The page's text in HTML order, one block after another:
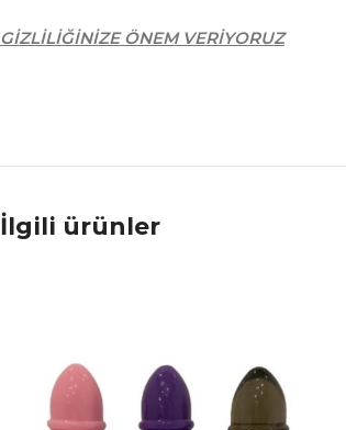
GİZLİLİĞİNİZE ÖNEM VERİYORUZ
İlgili ürünler